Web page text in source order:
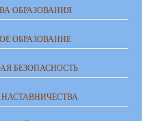
ОБРАЗОВАНИЯ
ОБРАЗОВАНИЕ
БЕЗОПАСНОСТЬ